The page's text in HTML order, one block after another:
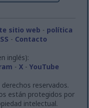
sitio web - política
- Contacto
inglés):
- X- YouTube
reservados.
están protegidos por
intelectual.